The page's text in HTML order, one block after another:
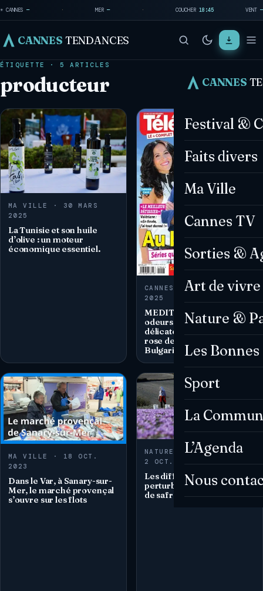
☀ CANNES — · MER— · COUCHER18:45 VENT —
CANNES TENDANCES
CANNES
Festival &
Faits divers
Ma Ville
Cannes TV
Sorties &
Art de vivre
Nature &
Les
Sport
La
L’Agenda
Nous
ÉTIQUETTE · 5 ARTICLES
producteur
MA VILLE · 30 MARS
2025
La Tunisie et son huile
d’olive : un moteur
économique essentiel.
CANNES TV · 27 JANV.
2025
MEDITERRANEO – des
odeurs et des saveurs, la
délicate fragrance de la
rose de Damas cultivée en
Bulgarie
MA VILLE · 18 OCT.
2023
Dans le Var, à Sanary-sur-
Mer, le marché provençal
s’ouvre sur les flots
NATURE & PATRIMOINE ·
2 OCT. 2023
Les difficultés climatiques
perturbent la production
de safran grec